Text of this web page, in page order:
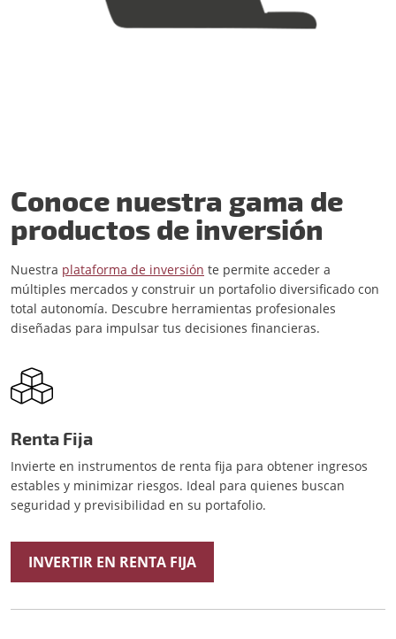
Conoce nuestra gama de
productos de inversión
Nuestra plataforma de inversión te permite acceder a
múltiples mercados y construir un portafolio diversificado con
total autonomía. Descubre herramientas profesionales
diseñadas para impulsar tus decisiones financieras.
Renta Fija
Invierte en instrumentos de renta fija para obtener ingresos
estables y minimizar riesgos. Ideal para quienes buscan
seguridad y previsibilidad en su portafolio.
INVERTIR EN RENTA FIJA